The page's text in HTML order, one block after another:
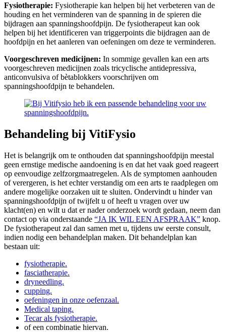
Fysiotherapie: Fysiotherapie kan helpen bij het verbeteren van de
houding en het verminderen van de spanning in de spieren die
bijdragen aan spanningshoofdpijn. De fysiotherapeut kan ook
helpen bij het identificeren van triggerpoints die bijdragen aan de
hoofdpijn en het aanleren van oefeningen om deze te verminderen.
Voorgeschreven medicijnen: In sommige gevallen kan een arts
voorgeschreven medicijnen zoals tricyclische antidepressiva,
anticonvulsiva of bètablokkers voorschrijven om
spanningshoofdpijn te behandelen.
Behandeling bij VitiFysio
Het is belangrijk om te onthouden dat spanningshoofdpijn meestal
geen ernstige medische aandoening is en dat het vaak goed reageert
op eenvoudige zelfzorgmaatregelen. Als de symptomen aanhouden
of verergeren, is het echter verstandig om een arts te raadplegen om
andere mogelijke oorzaken uit te sluiten. Ondervindt u hinder van
spanningshoofdpijn of twijfelt u of heeft u vragen over uw
klacht(en) en wilt u dat er nader onderzoek wordt gedaan, neem dan
contact op via onderstaande “JA IK WIL EEN AFSPRAAK” knop.
De fysiotherapeut zal dan samen met u, tijdens uw eerste consult,
indien nodig een behandelplan maken. Dit behandelplan kan
bestaan uit:
fysiotherapie.
fasciatherapie.
dryneedling.
cupping.
oefeningen in onze oefenzaal.
Medical taping.
Tecar als fysiotherapie.
of een combinatie hiervan.